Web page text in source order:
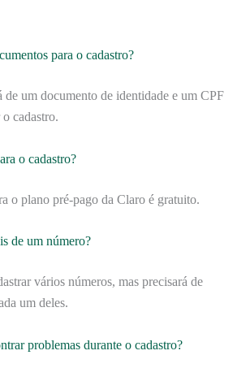
para o cadastro?
de um documento de identidade e um CPF
cadastro.
o cadastro?
o plano pré-pago da Claro é gratuito.
de um número?
vários números, mas precisará de
um deles.
problemas durante o cadastro?